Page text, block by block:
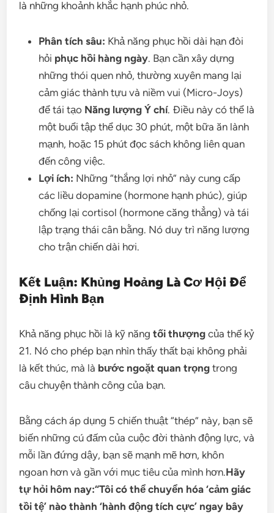
là những khoảnh khắc hạnh phúc nhỏ.
Phân tích sâu: Khả năng phục hồi dài hạn đòi
hỏi phục hồi hàng ngày. Bạn cần xây dựng
những thói quen nhỏ, thường xuyên mang lại
cảm giác thành tựu và niềm vui (Micro-Joys)
để tái tạo Năng lượng Ý chí. Điều này có thể là
một buổi tập thể dục 30 phút, một bữa ăn lành
mạnh, hoặc 15 phút đọc sách không liên quan
đến công việc.
Lợi ích: Những “thắng lợi nhỏ” này cung cấp
các liều dopamine (hormone hạnh phúc), giúp
chống lại cortisol (hormone căng thẳng) và tái
lập trạng thái cân bằng. Nó duy trì năng lượng
cho trận chiến dài hơi.
Kết Luận: Khủng Hoảng Là Cơ Hội Để
Định Hình Bạn
Khả năng phục hồi là kỹ năngtối thượng của thế kỷ
21. Nó cho phép bạn nhìn thấy thất bại không phải
là kết thúc, mà là bước ngoặt quan trọng trong
câu chuyện thành công của bạn.
Bằng cách áp dụng 5 chiến thuật “thép” này, bạn sẽ
biến những cú đấm của cuộc đời thành động lực, và
mỗi lần đứng dậy, bạn sẽ mạnh mẽ hơn, khôn
ngoan hơn và gần với mục tiêu của mình hơn.Hãy
tự hỏi hôm nay:“Tôi có thể chuyển hóa ‘cảm giác
tồi tệ’ nào thành ‘hành động tích cực’ ngay bây